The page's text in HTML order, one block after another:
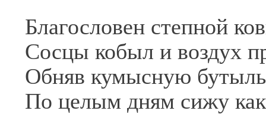
Благословен степной
Сосцы кобыл и воздух
Обняв кумысную
По целым дням сижу